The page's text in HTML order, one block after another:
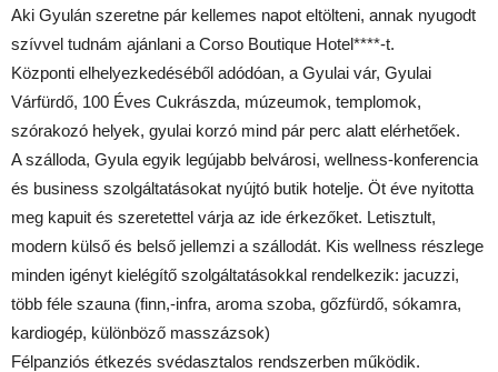
Aki Gyulán szeretne pár kellemes napot eltölteni, annak nyugodt
szívvel tudnám ajánlani a Corso Boutique Hotel****-t.
Központi elhelyezkedéséből adódóan, a Gyulai vár, Gyulai
Várfürdő, 100 Éves Cukrászda, múzeumok, templomok,
szórakozó helyek, gyulai korzó mind pár perc alatt elérhetőek.
A szálloda, Gyula egyik legújabb belvárosi, wellness-konferencia
és business szolgáltatásokat nyújtó butik hotelje. Öt éve nyitotta
meg kapuit és szeretettel várja az ide érkezőket. Letisztult,
modern külső és belső jellemzi a szállodát. Kis wellness részlege
minden igényt kielégítő szolgáltatásokkal rendelkezik: jacuzzi,
több féle szauna (finn,-infra, aroma szoba, gőzfürdő, sókamra,
kardiogép, különböző masszázsok)
Félpanziós étkezés svédasztalos rendszerben működik.